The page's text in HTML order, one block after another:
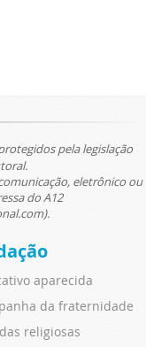
pela legislação
eletrônico ou
do A12
aparecida
da fraternidade
religiosas